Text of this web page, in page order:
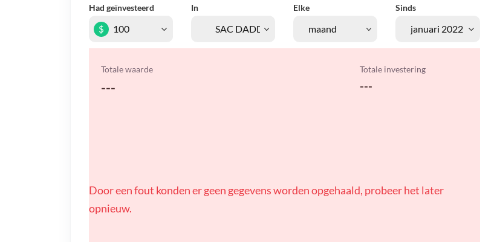
Had geïnvesteerd In Elke Sinds
$
Totale waarde
---
Totale investering
---
Door een fout konden er geen gegevens worden opgehaald, probeer het later
opnieuw.